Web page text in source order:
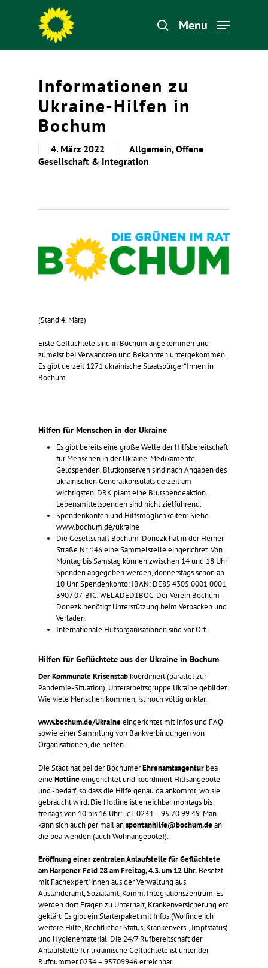
Menu
Informationen zu
Ukraine-Hilfen in
Bochum
4. März 2022 Allgemein,Offene
Gesellschaft & Integration
(Stand 4. März)
Erste Geflüchtete sind in Bochum angekommen und
zumeist bei Verwandten und Bekannten untergekommen.
Es gibt derzeit 1271 ukrainische Staatsbürger*Innen in
Bochum.
Hilfen für Menschen in der Ukraine
Es gibt bereits eine große Welle der Hilfsbereitschaft
für Menschen in der Ukraine. Medikamente,
Geldspenden, Blutkonserven sind nach Angaben des
ukrainischen Generalkonsulats derzeit am
wichtigsten. DRK plant eine Blutspendeaktion.
Lebensmittelspenden sind nicht zielführend.
Spendenkonten und Hilfsmöglichkeiten: Siehe
www.bochum.de/ukraine
Die Gesellschaft Bochum-Donezk hat in der Herner
Straße Nr. 146 eine Sammelstelle eingerichtet. Von
Montag bis Samstag können zwischen 14 und 18 Uhr
Spenden abgegeben werden, donnerstags schon ab
10 Uhr. Spendenkonto: IBAN: DE85 4305 0001 0001
3907 07. BIC: WELADED1BOC. Der Verein Bochum-
Donezk benötigt Unterstützung beim Verpacken und
Verladen.
Internationale Hilfsorganisationen sind vor Ort.
Hilfen für Geflüchtete aus der Ukraine in Bochum
Der Kommunale Krisenstab koordiniert (parallel zur
Pandemie-Situation), Unterarbeitsgruppe Ukraine gebildet.
Wie viele Menschen kommen, ist noch völlig unklar.
www.bochum.de/Ukraineeingerichtet mit Infos und FAQ
sowie einer Sammlung von Bankverbindungen von
Organisationen, die helfen.
Die Stadt hat bei der BochumerEhrenamtsagentur bea
eine Hotlineeingerichtet und koordiniert Hilfsangebote
und -bedarf, so dass die Hilfe genau da ankommt, wo sie
gebraucht wird. Die Hotline ist erreichbar montags bis
freitags von 10 bis 16 Uhr: Tel. 0234 – 95 70 99 49. Man
kann sich auch per mail anspontanhilfe@bochum.dean
die bea wenden (auch Wohnangebote!).
Eröffnung einer zentralen Anlaufstelle für Geflüchtete
am Harpener Feld 28 am Freitag, 4.3. um 12 Uhr. Besetzt
mit Fachexpert*innen aus der Verwaltung aus
Ausländeramt, Sozialamt, Komm. Integrationszentrum. Es
werden dort Fragen zu Unterhalt, Krankenversicherung etc.
geklärt. Es gibt ein Starterpaket mit Infos (Wo finde ich
weitere Hilfe, Rechtlicher Status, Krankenvers., Impfstatus)
und Hygienematerial. Die 24/7 Rufbereitschaft der
Anlaufstelle für ukrainische Geflüchtete ist unter der
Rufnummer 0234 – 95709946 erreichbar.